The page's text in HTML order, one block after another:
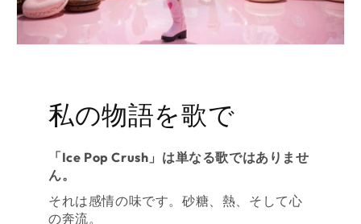
私の物語を歌で
「Ice Pop Crush」は単なる歌ではありませ
ん。
それは感情の味です。砂糖、熱、そして心
の奔流。